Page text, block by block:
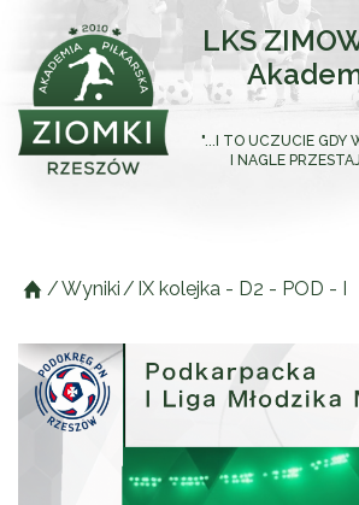
LKS
"...I TO UCZUCIE GDY
I NAGLE
/Wyniki / IX kolejka - D2 - POD - I